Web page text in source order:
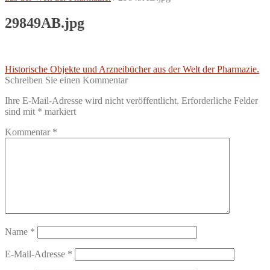
29849AB.jpg
Beitragsnavigation
Vorheriger
Beitrag:
Historische Objekte und Arzneibücher aus der Welt der Pharmazie.
Schreiben Sie einen Kommentar
Ihre E-Mail-Adresse wird nicht veröffentlicht. Erforderliche Felder
sind mit * markiert
Kommentar *
Name *
E-Mail-Adresse *